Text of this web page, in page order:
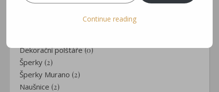
Dekorační polštáře (0)
Šperky (2)
Šperky Murano (2)
Naušnice (2)
Continue reading